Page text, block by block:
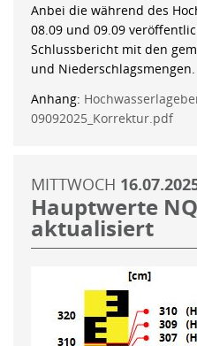
Anbei die während des
08.09 und 09.09
Schlussbericht mit den
und Niederschlagsmengen.
Anhang:
09092025_Korrektur.pdf
MITTWOCH
Hauptwerte
aktualisiert